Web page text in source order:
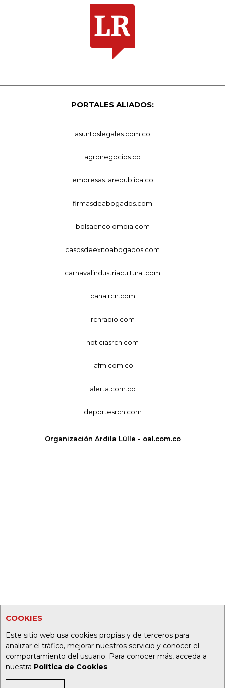
COOKIES
Este sitio web usa cookies propias y de terceros para
analizar el tráfico, mejorar nuestros servicio y conocer el
comportamiento del usuario. Para conocer más, acceda a
nuestra Política de Cookies.
PORTALES ALIADOS:
asuntoslegales.com.co
agronegocios.co
empresas.larepublica.co
firmasdeabogados.com
bolsaencolombia.com
casosdeexitoabogados.com
carnavalindustriacultural.com
canalrcn.com
rcnradio.com
noticiasrcn.com
lafm.com.co
alerta.com.co
deportesrcn.com
Organización Ardila Lülle - oal.com.co